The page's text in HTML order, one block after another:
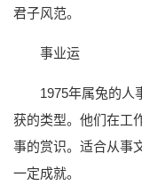
君子风范。
事业运
1975年属兔的人
获的类型。他们在工
事的赏识。适合从事
一定成就。